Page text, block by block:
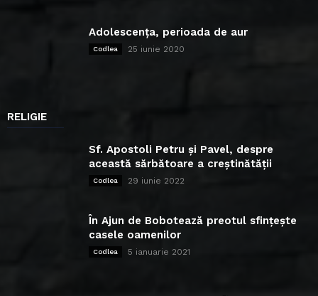
Adolescența, perioada de aur
Codlea 25 iunie 2020
RELIGIE
Sf. Apostoli Petru și Pavel, despre
această sărbătoare a creștinătății
Codlea 29 iunie 2022
În Ajun de Bobotează preotul sfințește
casele oamenilor
Codlea 5 ianuarie 2021